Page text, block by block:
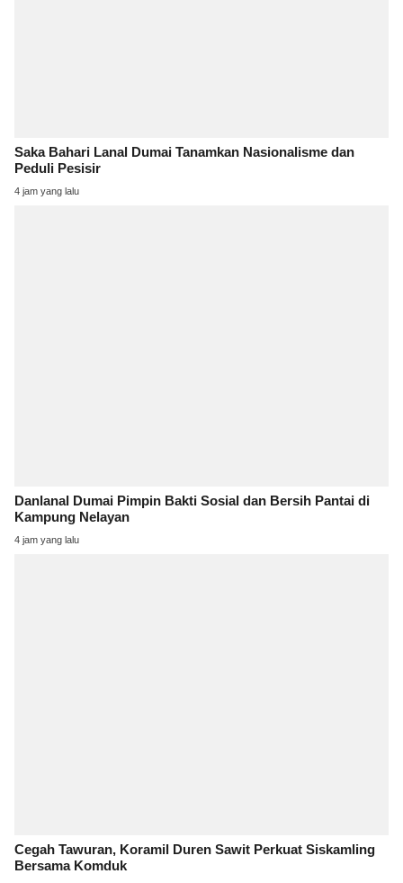
Saka Bahari Lanal Dumai Tanamkan Nasionalisme dan
Peduli Pesisir
4 jam yang lalu
Danlanal Dumai Pimpin Bakti Sosial dan Bersih Pantai di
Kampung Nelayan
4 jam yang lalu
Cegah Tawuran, Koramil Duren Sawit Perkuat Siskamling
Bersama Komduk